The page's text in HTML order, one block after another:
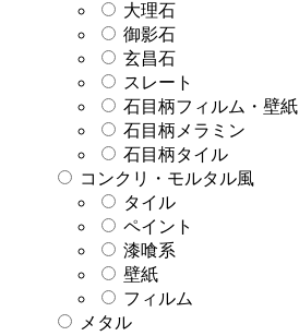
大理石
御影石
玄昌石
スレート
石目柄フィルム・壁紙
石目柄メラミン
石目柄タイル
コンクリ・モルタル風
タイル
ペイント
漆喰系
壁紙
フィルム
メタル